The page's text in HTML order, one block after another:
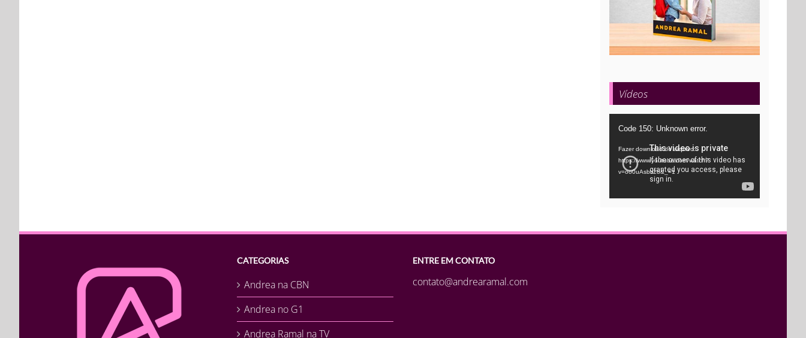
Vídeos
Tocador
vídeo
Code 150: Unknown error.
Fazer download do arquivo:
https://www.youtube.com/watch?
v=oo0uAsbti28&_=1
CATEGORIAS
Andrea na CBN
Andrea no G1
Andrea Ramal na TV
ENTRE EM CONTATO
contato@andrearamal.com